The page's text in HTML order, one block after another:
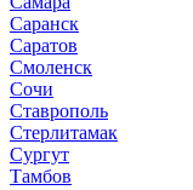
Саранск
Саратов
Смоленск
Сочи
Ставрополь
Стерлитамак
Сургут
Тамбов